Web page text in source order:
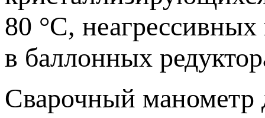
80 °C,
в баллонных
Сварочный манометр